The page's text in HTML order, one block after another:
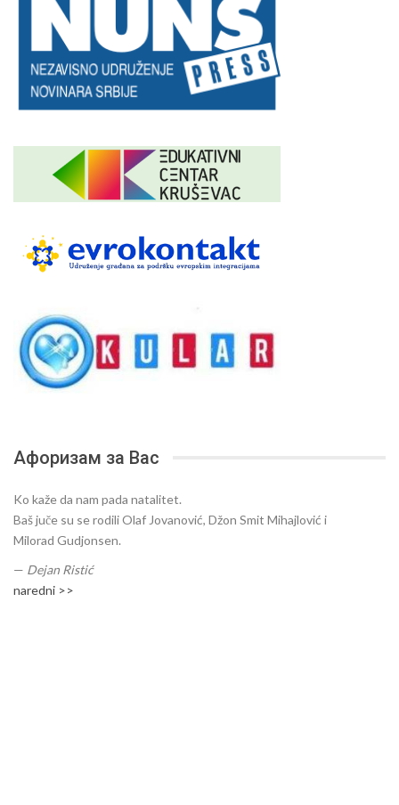
Афоризам за Вас
Ko kaže da nam pada natalitet.
Baš juče su se rodili Olaf Jovanović, Džon Smit Mihajlović i
Milorad Gudjonsen.
— Dejan Ristić
naredni >>